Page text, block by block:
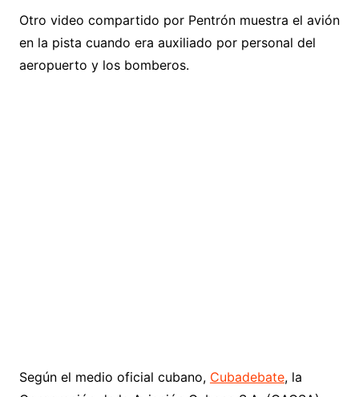
Otro video compartido por Pentrón muestra el avión
en la pista cuando era auxiliado por personal del
aeropuerto y los bomberos.
Según el medio oficial cubano, Cubadebate, la